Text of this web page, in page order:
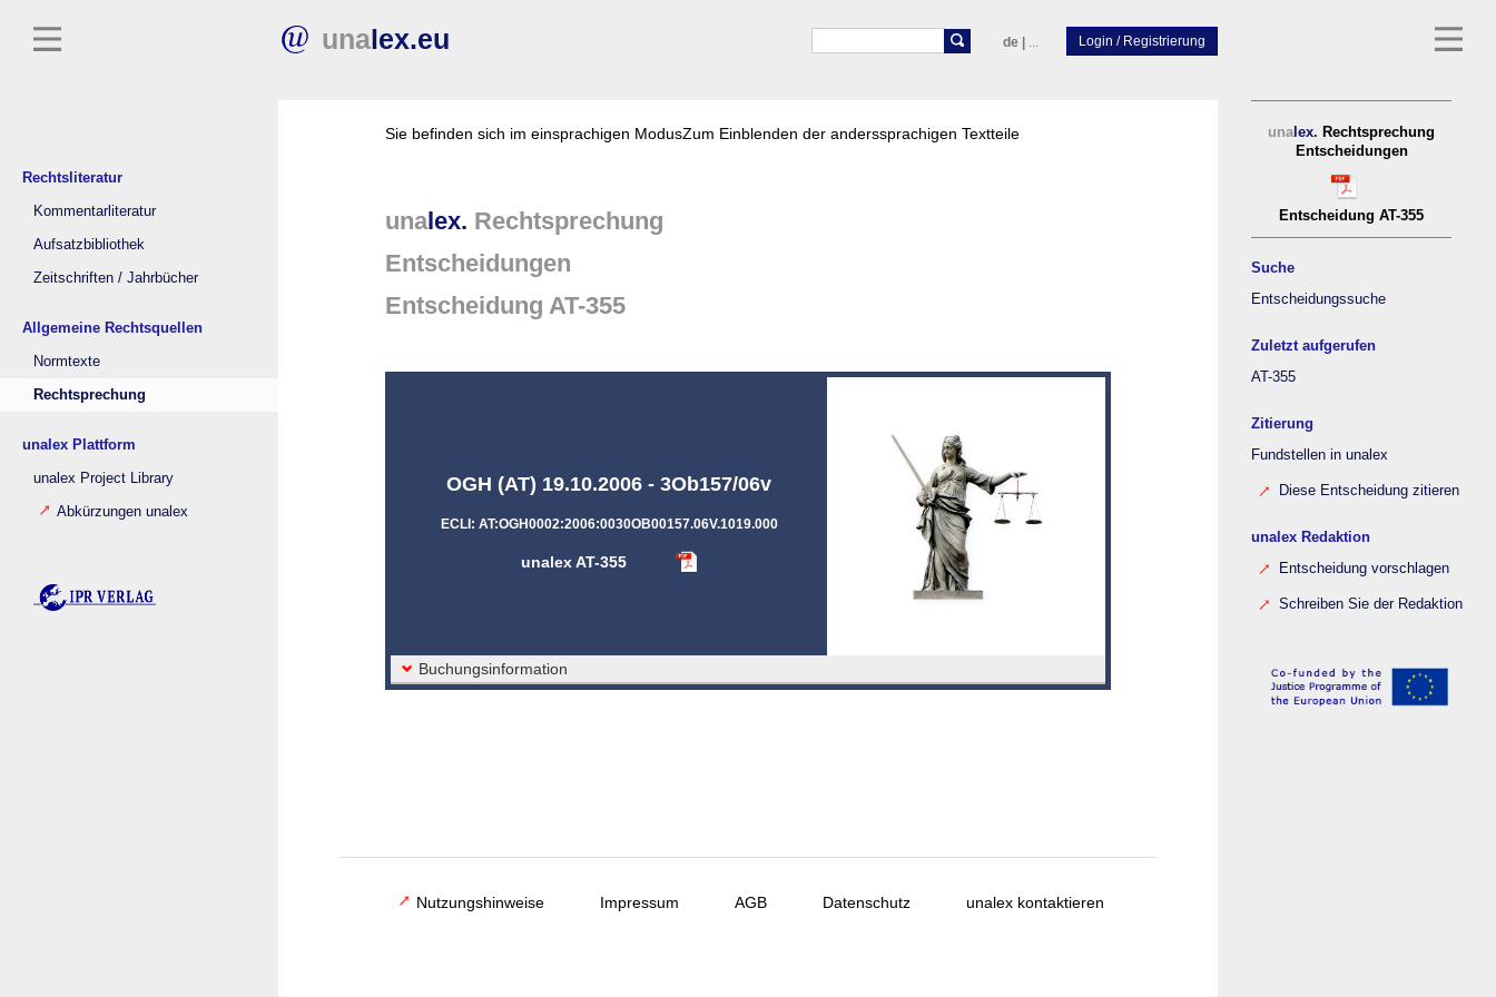
unalex.eu de |
Rechtsliteratur
Kommentarliteratur
Aufsatzbibliothek
Zeitschriften / Jahrbücher
Allgemeine Rechtsquellen
Normtexte
Rechtsprechung
unalex Plattform
unalex Project Library
Abkürzungen unalex
una lex. Rechtsprechung
Entscheidungen
Entscheidung AT-355
Suche
Entscheidungssuche
Zuletzt aufgerufen
AT-355
Zitierung
Fundstellen in unalex
Diese Entscheidung zitieren
unalex Redaktion
Entscheidung vorschlagen
Schreiben Sie der Redaktion
Sie befinden sich im einsprachigen ModusZum Einblenden der anderssprachigen Textteile
unalex. Rechtsprechung
Entscheidungen
Entscheidung AT-355
OGH (AT) 19.10.2006 - 3Ob157/06v
ECLI: AT:OGH0002:2006:0030OB00157.06V.1019.000
unalex AT-355
Buchungsinformation
Nutzungshinweise Impressum AGB Datenschutz unalex kontaktieren